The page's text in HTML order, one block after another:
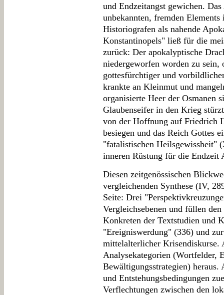
und Endzeitangst gewichen.
unbekannten, fremden
Historiografen als nahende
Konstantinopels" ließ für die
zurück: Der apokalyptische
niedergeworfen worden zu sein,
gottesfürchtiger und
krankte an Kleinmut und
organisierte Heer der Osmanen
Glaubenseifer in den Krieg
von der Hoffnung auf Friedrich
besiegen und das Reich Gottes
"fatalistischen Heilsgewissheit"
inneren Rüstung für die Endzeit
Diesen zeitgenössischen
vergleichenden Synthese (IV,
Seite: Drei
Vergleichsebenen und füllen
Konkreten der Textstudien und
"Ereigniswerdung" (336) und
mittelalterlicher Krisendiskurse.
Analysekategorien (Wortfelder,
Bewältigungsstrategien)
und Entstehungsbedingungen
Verflechtungen zwischen den